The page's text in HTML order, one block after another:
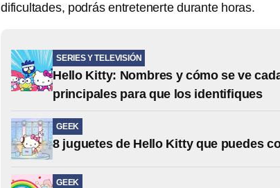
dificultades, podrás entretenerte durante horas.
SERIES Y TELEVISIÓN
Hello Kitty: Nombres y cómo se ve
principales para que los identifiques
GEEK
8 juguetes de Hello Kitty que puedes
GEEK